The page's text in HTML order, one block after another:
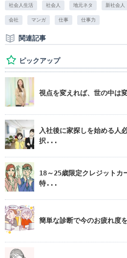
社会人生活 社会人 地元ネタ 新社会人
会社 マンガ 仕事 仕事力
関連記事
ピックアップ
視点を変えれば、世の中
入社後に家探しを始める人
択...
18～25歳限定クレジットカ
特...
簡単な診断で今のお疲れ度